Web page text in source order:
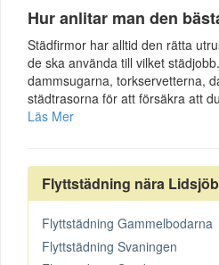
Hur anlitar man den
Städfirmor har alltid den rätta
de ska använda till vilket
dammsugarna, torkservetterna,
städtrasorna för att försäkra att
Läs Mer
Flyttstädning nära
Flyttstädning Gammelbodarna
Flyttstädning Svaningen